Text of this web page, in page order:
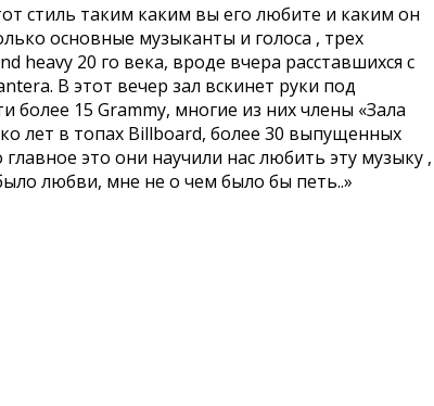
стиль таким каким вы его любите и каким он
основные музыканты и голоса , трех
heavy 20 го века, вроде вчера расставшихся с
В этот вечер зал вскинет руки под
15 Grammy, многие из них члены «Зала
лет в топах Billboard, более 30 выпущенных
это они научили нас любить эту музыку ,
любви, мне не о чем было бы петь..»